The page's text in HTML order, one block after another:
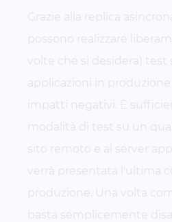
Grazie alla replica
possono realizzare
volte che si desidera) test
applicazioni in produzione
impatti negativi. È
modalità di test su un
sito remoto e al server
verrà presentata l'ultima
produzione. Una volta
basta semplicemente